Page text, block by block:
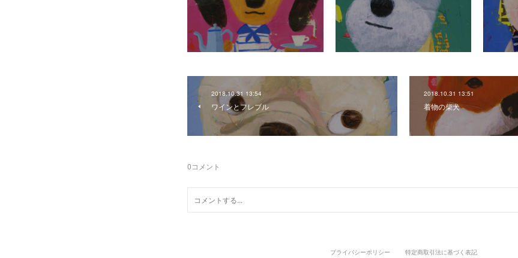
2018.10.31 13:54
ワインとフレブル
2018.10.31 13:51
着物の柴犬
0コメント
プライバシーポリシー 特定商取引法に基づく表記